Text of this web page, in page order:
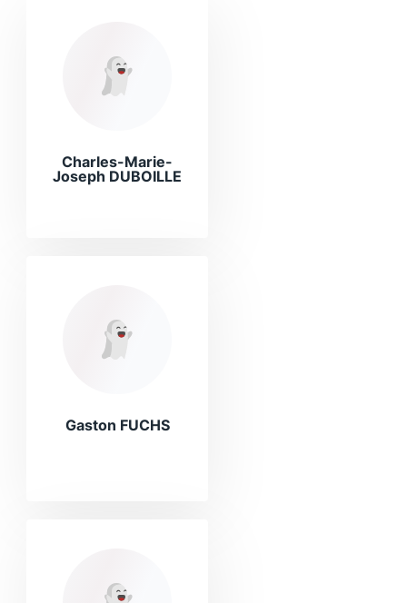
Charles-Marie-
Joseph DUBOILLE
Gaston FUCHS